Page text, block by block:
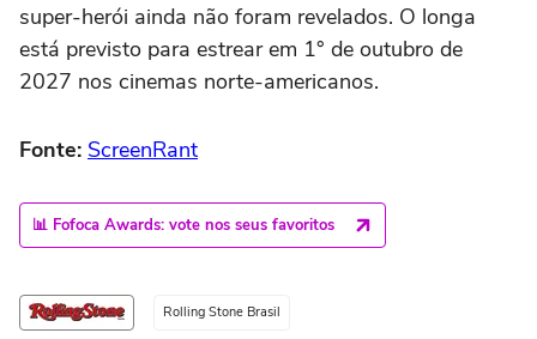
super-herói ainda não foram revelados. O longa
está previsto para estrear em 1° de outubro de
2027 nos cinemas norte-americanos.
Fonte: ScreenRant
📊 Fofoca Awards: vote nos seus favoritos
Rolling Stone Brasil